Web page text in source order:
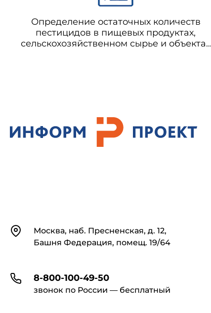
Определение остаточных количеств
пестицидов в пищевых продуктах,
сельскохозяйственном сырье и объектах
КонтактыМосква, наб. Пресненская, д. 12,
Башня Федерация, помещ. 19/64
8-800-100-49-50
звонок по России — бесплатный